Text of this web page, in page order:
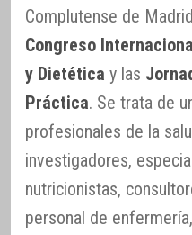
Complutense de
Congreso
y Dietética y las
Práctica. Se trata de
profesionales de la
investigadores,
nutricionistas,
personal de